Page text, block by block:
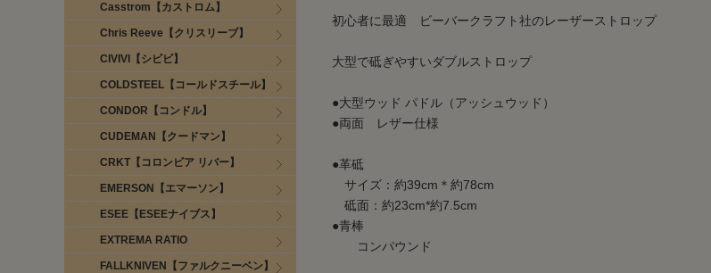
初心者に最適 ビーバークラフト社のレーザーストロップ
大型で砥ぎやすいダブルストロップ
●大型ウッド パドル（アッシュウッド）
●両面 レザー仕様
●革砥
サイズ：約39cm＊約78cm
砥面：約23cm*約7.5cm
●青棒
コンパウンド
Casstrom【カストロム】
Chris Reeve【クリスリーブ】
CIVIVI【シビビ】
COLDSTEEL【コールドスチール】
CONDOR【コンドル】
CUDEMAN【クードマン】
CRKT【コロンビア リバー】
EMERSON【エマーソン】
ESEE【ESEEナイブス】
EXTREMA RATIO
FALLKNIVEN【ファルクニーベン】